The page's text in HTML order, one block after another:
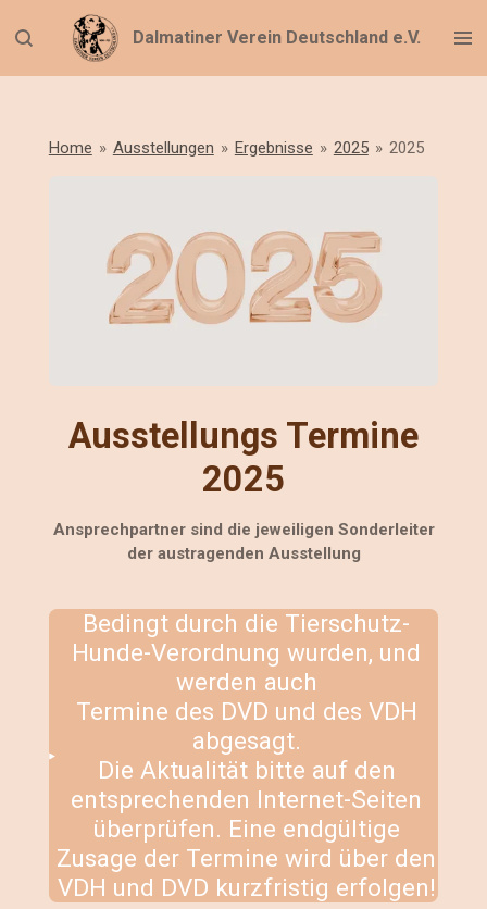
Hauptinhalt
Dalmatiner Verein Deutschland e.V.
Home » Ausstellungen » Ergebnisse » 2025 » 2025
Ausstellungs Termine
2025
Ansprechpartner sind die jeweiligen Sonderleiter
der austragenden Ausstellung
Bedingt durch die Tierschutz-
Hunde-Verordnung wurden, und
werden auch
Termine des DVD und des VDH
abgesagt.
Die Aktualität bitte auf den
entsprechenden Internet-Seiten
überprüfen. Eine endgültige
Zusage der Termine wird über den
VDH und DVD kurzfristig erfolgen!